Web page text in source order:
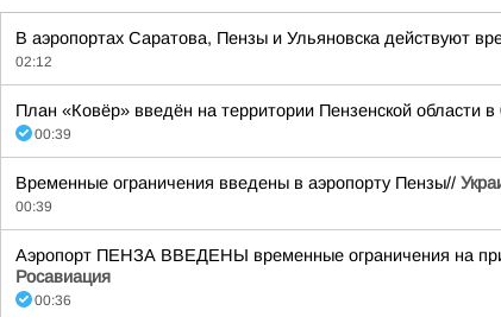
В аэропортах Саратова, Пензы и Ульяновска действуют
02:12
План «Ковёр» введён на территории Пензенской области
00:39
Временные ограничения введены в аэропорту Пензы//
00:39
Аэропорт ПЕНЗА ВВЕДЕНЫ временные ограничения на
Росавиация
00:36